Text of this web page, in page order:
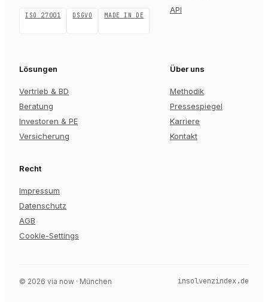
ISO 27001 DSGVO MADE IN DE
API
Lösungen
Vertrieb & BD
Beratung
Investoren & PE
Versicherung
Über uns
Methodik
Pressespiegel
Karriere
Kontakt
Recht
Impressum
Datenschutz
AGB
Cookie-Settings
© 2026 via now · München insolvenzindex.de